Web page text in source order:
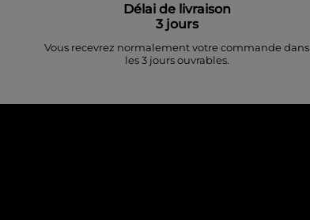
Délai de livraison
3 jours
Vous recevrez normalement votre commande dans
les 3 jours ouvrables.